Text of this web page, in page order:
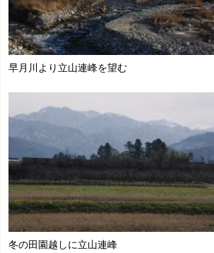
早月川より立山連峰を望む
冬の田園越しに立山連峰